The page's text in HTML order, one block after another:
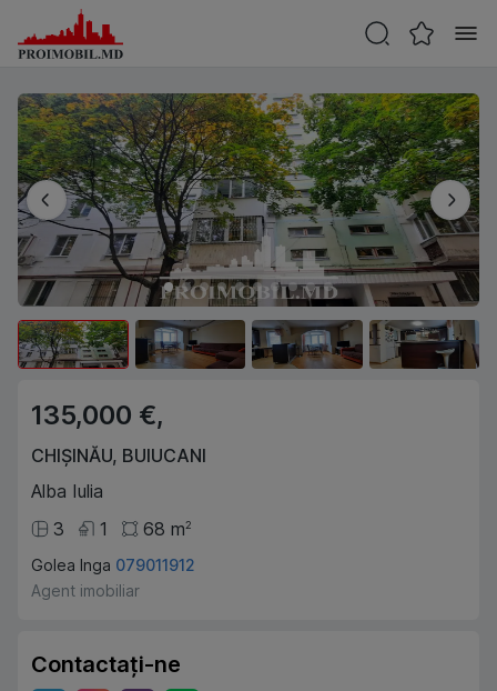
135,000 €,
CHIȘINĂU, BUIUCANI
Alba Iulia
3
1 68 m2
Golea Inga 079011912
Agent imobiliar
Contactați-ne